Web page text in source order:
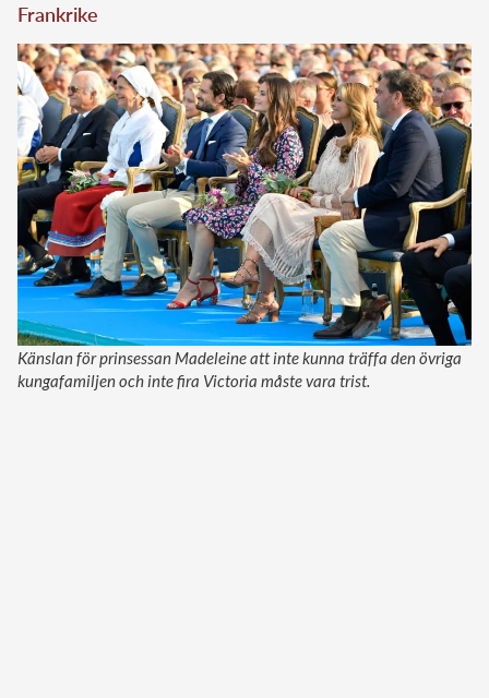
Frankrike
Känslan för prinsessan Madeleine att inte kunna träffa den övriga
kungafamiljen och inte fira Victoria måste vara trist.